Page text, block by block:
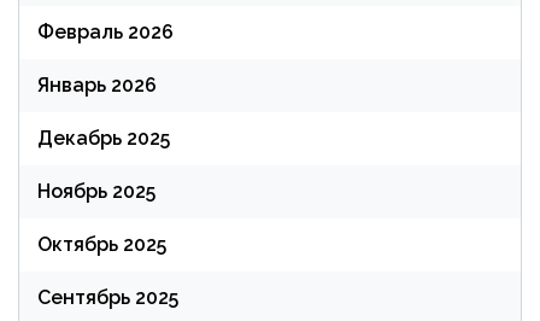
Февраль 2026
Январь 2026
Декабрь 2025
Ноябрь 2025
Октябрь 2025
Сентябрь 2025